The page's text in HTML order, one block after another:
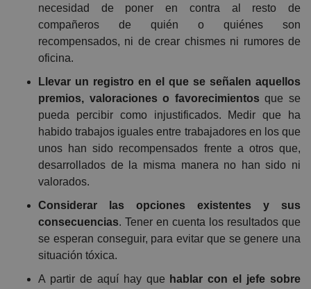
necesidad de poner en contra al resto de
compañeros de quién o quiénes son
recompensados, ni de crear chismes ni rumores de
oficina.
Llevar un registro en el que se señalen aquellos
premios, valoraciones o favorecimientosque se
pueda percibir como injustificados. Medir que ha
habido trabajos iguales entre trabajadores en los que
unos han sido recompensados frente a otros que,
desarrollados de la misma manera no han sido ni
valorados.
Considerar las opciones existentes y sus
consecuencias. Tener en cuenta los resultados que
se esperan conseguir, para evitar que se genere una
situación tóxica.
A partir de aquí hay que hablar con el jefe sobre